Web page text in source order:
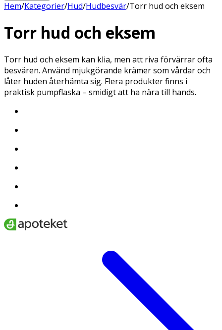
Hem/Kategorier/Hud/Hudbesvär/Torr hud och eksem
Torr hud och eksem
Torr hud och eksem kan klia, men att riva förvärrar ofta
besvären. Använd mjukgörande krämer som vårdar och
låter huden återhämta sig. Flera produkter finns i
praktisk pumpflaska – smidigt att ha nära till hands.